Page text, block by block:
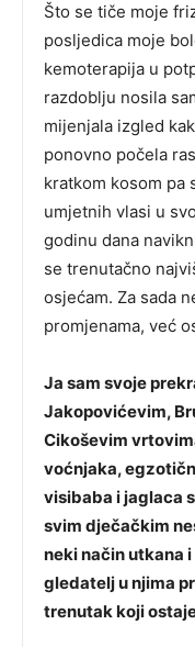
Što se tiče moje
posljedica moje
kemoterapija u
razdoblju nosila
mijenjala izgled
ponovno počela
kratkom kosom pa
umjetnih vlasi u
godinu dana
se trenutačno
osjećam. Za sada
promjenama, već
Ja sam svoje
Jakopovićevim,
Cikoševim
voćnjaka,
visibaba i jaglaca
svim dječačkim
neki način utkana
gledatelj u njima
trenutak koji